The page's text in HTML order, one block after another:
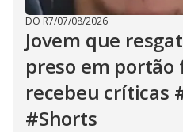
DO R7/07/08/2026
Jovem que
preso em portão
recebeu críticas
#Shorts